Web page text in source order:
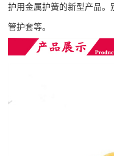
护用金属护簧的新型产品
管护套等。